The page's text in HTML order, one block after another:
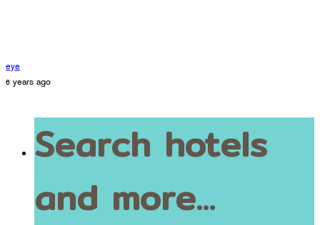
eye
6 years ago
Search hotels
and more...